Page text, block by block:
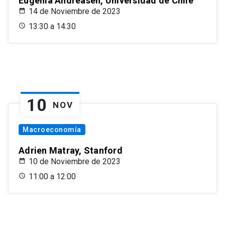
14 de Noviembre de 2023
13:30 a 14:30
10 NOV
Macroeconomía
Adrien Matray, Stanford
10 de Noviembre de 2023
11:00 a 12:00